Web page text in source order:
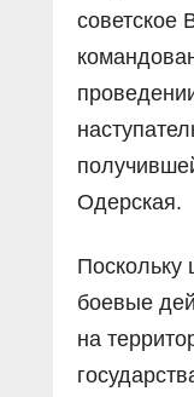
советское
Одерская.
боевые
на